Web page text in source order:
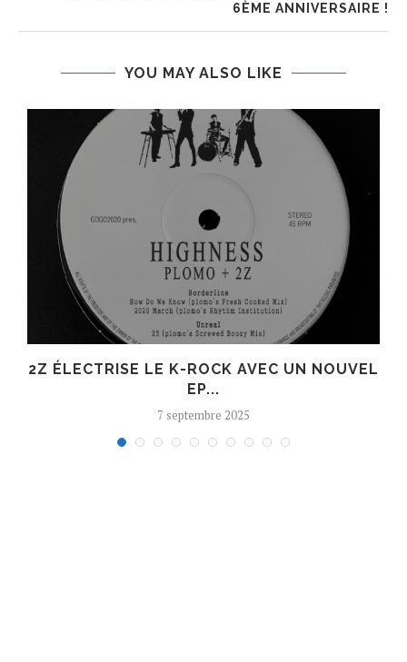
6ÈME ANNIVERSAIRE !
YOU MAY ALSO LIKE
2Z ÉLECTRISE LE K-ROCK AVEC UN NOUVEL
EP...
7 septembre 2025